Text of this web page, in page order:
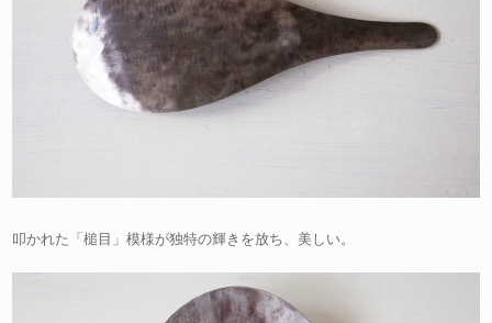
叩かれた「槌目」模様が独特の輝きを放ち、美しい。